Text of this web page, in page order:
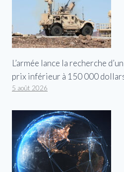
L’armée lance la recherche
prix inférieur à 150 000
5 août 2026